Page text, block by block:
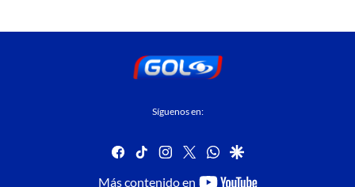
Síguenos en:
facebook
tiktok instagram
twitterwhatsapp
google
Más contenido en youtube-